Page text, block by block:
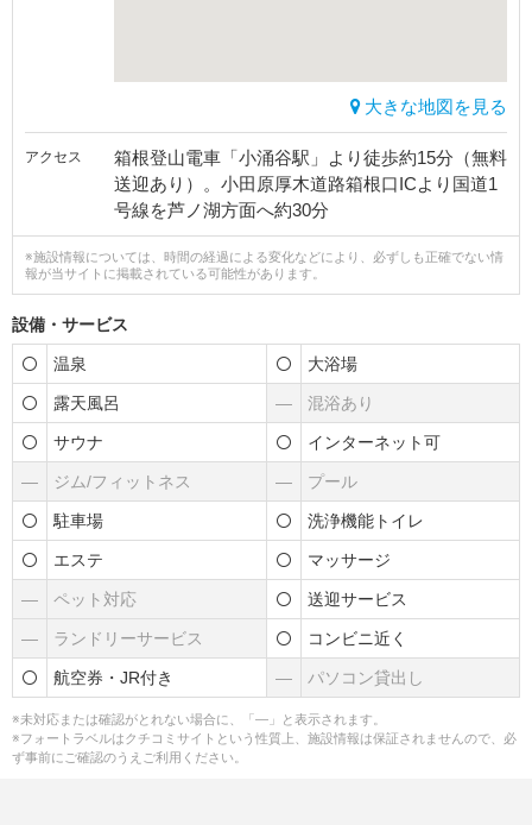
大きな地図を見る
アクセス
箱根登山電車「小涌谷駅」より徒歩約15分（無料
送迎あり）。小田原厚木道路箱根口ICより国道1
号線を芦ノ湖方面へ約30分
※施設情報については、時間の経過による変化などにより、必ずしも正確でない情
報が当サイトに掲載されている可能性があります。
設備・サービス
温泉 大浴場
露天風呂 ― 混浴あり
サウナ インターネット可
― ジム/フィットネス ― プール
駐車場 洗浄機能トイレ
エステ マッサージ
― ペット対応 送迎サービス
― ランドリーサービス コンビニ近く
航空券・JR付き ― パソコン貸出し
※未対応または確認がとれない場合に、「―」と表示されます。
※フォートラベルはクチコミサイトという性質上、施設情報は保証されませんので、必
ず事前にご確認のうえご利用ください。